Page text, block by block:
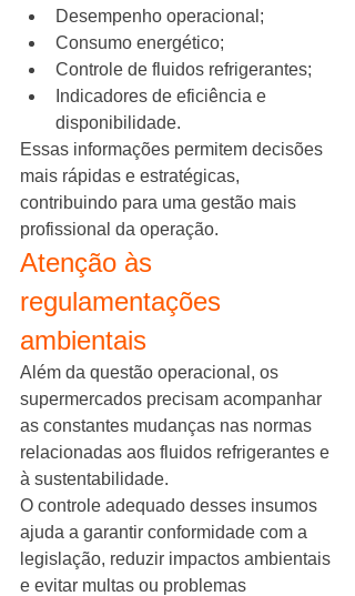
Desempenho operacional;
Consumo energético;
Controle de fluidos refrigerantes;
Indicadores de eficiência e
disponibilidade.
Essas informações permitem decisões
mais rápidas e estratégicas,
contribuindo para uma gestão mais
profissional da operação.
Atenção às
regulamentações
ambientais
Além da questão operacional, os
supermercados precisam acompanhar
as constantes mudanças nas normas
relacionadas aos fluidos refrigerantes e
à sustentabilidade.
O controle adequado desses insumos
ajuda a garantir conformidade com a
legislação, reduzir impactos ambientais
e evitar multas ou problemas